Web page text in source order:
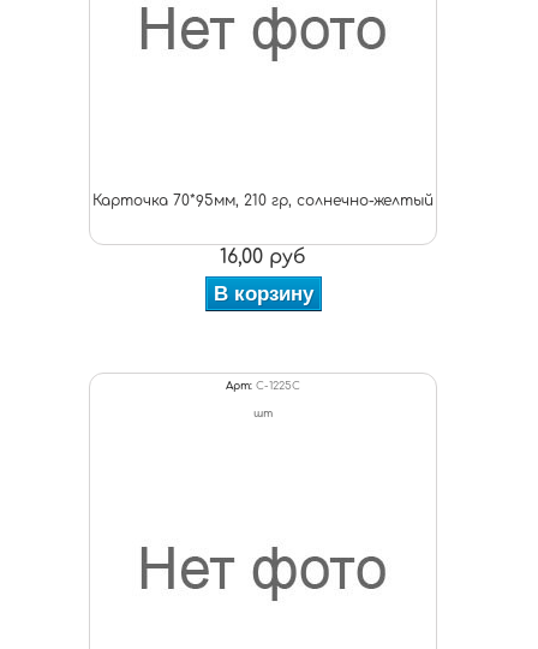
Карточка 70*95мм, 210 гр, солнечно-желтый
16,00 руб
В корзину
Арт: C-1225С
шт